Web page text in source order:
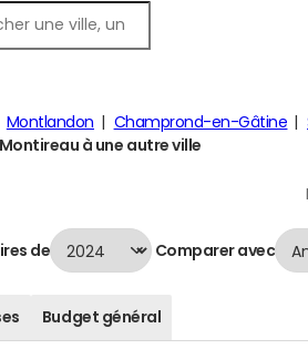
Montlandon Champrond-en-Gâtine
à une autre ville
de Comparer avec
Budget général